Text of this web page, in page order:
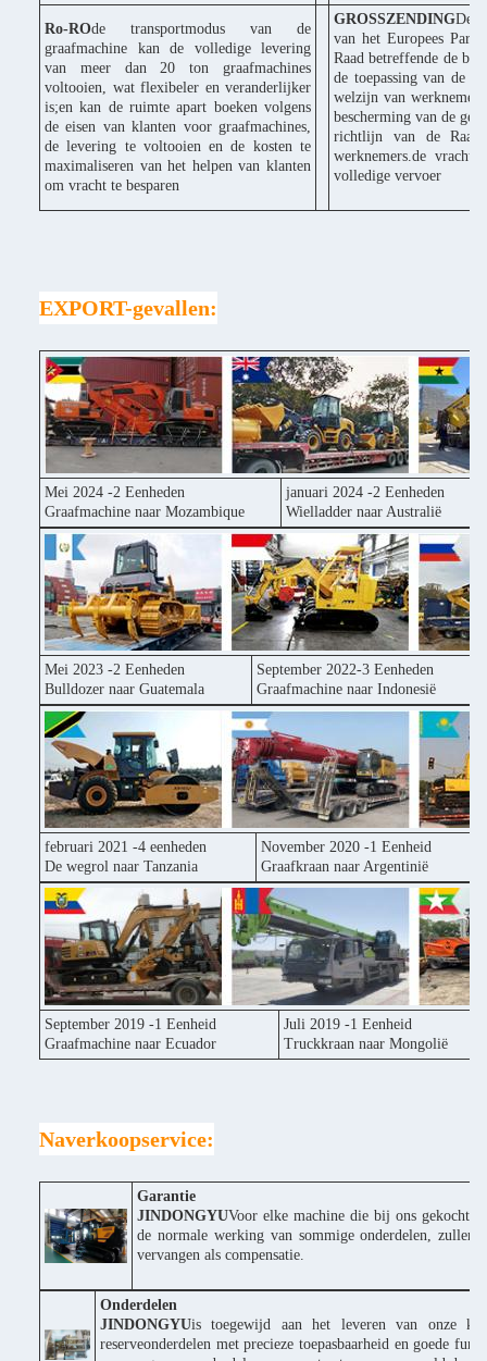
Ro-ROde transportmodus van de
graafmachine kan de volledige levering
van meer dan 20 ton graafmachines
voltooien, wat flexibeler en veranderlijker
is;en kan de ruimte apart boeken volgens
de eisen van klanten voor graafmachines,
de levering te voltooien en de kosten te
maximaliseren van het helpen van klanten
om vracht te besparen
GROSSZENDINGDe
van het Europees
Raad betreffende de
de toepassing van de
welzijn van
bescherming van de
richtlijn van de Raad
werknemers.de
volledige vervoer
EXPORT-gevallen:
Mei 2024 -2 Eenheden
Graafmachine naar Mozambique
januari 2024 -2 Eenheden
Wielladder naar Australië
Mei 2023 -2 Eenheden
Bulldozer naar Guatemala
September 2022-3 Eenheden
Graafmachine naar Indonesië
februari 2021 -4 eenheden
De wegrol naar Tanzania
November 2020 -1 Eenheid
Graafkraan naar Argentinië
September 2019 -1 Eenheid
Graafmachine naar Ecuador
Juli 2019 -1 Eenheid
Truckkraan naar Mongolië
Naverkoopservice:
Garantie
JINDONGYUVoor elke machine die bij ons gekocht
de normale werking van sommige onderdelen, zullen
vervangen als compensatie.
Onderdelen
JINDONGYUis toegewijd aan het leveren van onze
reserveonderdelen met precieze toepasbaarheid en goede